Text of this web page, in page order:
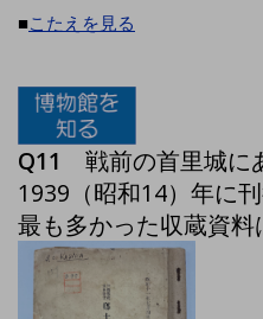
■こたえを見る
Q11 戦前の首里城に
1939（昭和14）年に
最も多かった収蔵資料